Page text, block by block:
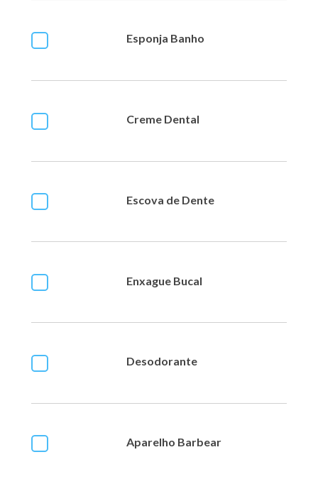
Esponja Banho
Creme Dental
Escova de Dente
Enxague Bucal
Desodorante
Aparelho Barbear